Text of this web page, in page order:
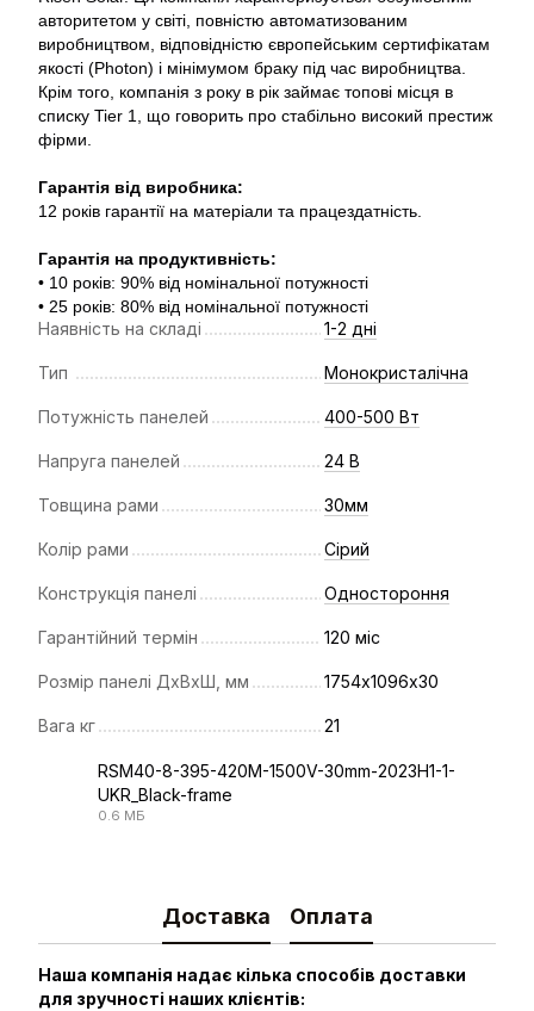
авторитетом у світі, повністю автоматизованим
виробництвом, відповідністю європейським сертифікатам
якості (Photon) і мінімумом браку під час виробництва.
Крім того, компанія з року в рік займає топові місця в
списку Tier 1, що говорить про стабільно високий престиж
фірми.
Гарантія від виробника:
12 років гарантії на матеріали та працездатність.
Гарантія на продуктивність:
• 10 років: 90% від номінальної потужності
• 25 років: 80% від номінальної потужності
Наявність на складі 1-2 дні
Тип Монокристалічна
Потужність панелей 400-500 Вт
Напруга панелей 24 В
Товщина рами 30мм
Колір рами Сірий
Конструкція панелі Одностороння
Гарантійний термін 120 міс
Розмір панелі ДхВхШ, мм 1754х1096х30
Вага кг 21
RSM40-8-395-420M-1500V-30mm-2023H1-1-
UKR_Black-frame
0.6 МБ
Доставка Оплата
Наша компанія надає кілька способів доставки
для зручності наших клієнтів: